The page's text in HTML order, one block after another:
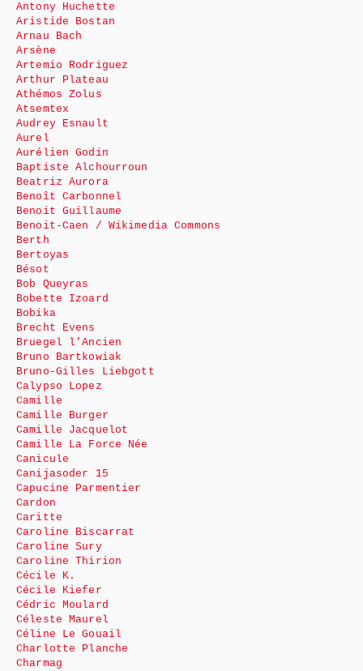
Antony Huchette
Aristide Bostan
Arnau Bach
Arsène
Artemio Rodriguez
Arthur Plateau
Athémos Zolus
Atsemtex
Audrey Esnault
Aurel
Aurélien Godin
Baptiste Alchourroun
Beatriz Aurora
Benoît Carbonnel
Benoit Guillaume
Benoit-Caen / Wikimedia Commons
Berth
Bertoyas
Bésot
Bob Queyras
Bobette Izoard
Bobika
Brecht Evens
Bruegel l’Ancien
Bruno Bartkowiak
Bruno-Gilles Liebgott
Calypso Lopez
Camille
Camille Burger
Camille Jacquelot
Camille La Force Née
Canicule
Canijasoder 15
Capucine Parmentier
Cardon
Caritte
Caroline Biscarrat
Caroline Sury
Caroline Thirion
Cécile K.
Cécile Kiefer
Cédric Moulard
Céleste Maurel
Céline Le Gouail
Charlotte Planche
Charmag